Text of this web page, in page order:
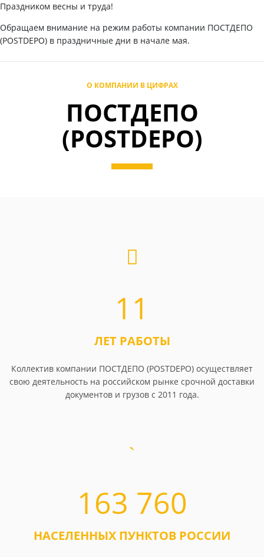
Праздником весны и труда!
Обращаем внимание на режим работы компании ПОСТДЕПО
(POSTDEPO) в праздничные дни в начале мая.
О КОМПАНИИ В ЦИФРАХ
ПОСТДЕПО
(POSTDEPO)
11
ЛЕТ РАБОТЫ
Коллектив компании ПОСТДЕПО (POSTDEPO) осуществляет
свою деятельность на российском рынке срочной доставки
документов и грузов с 2011 года.
163 760
НАСЕЛЕННЫХ ПУНКТОВ РОССИИ